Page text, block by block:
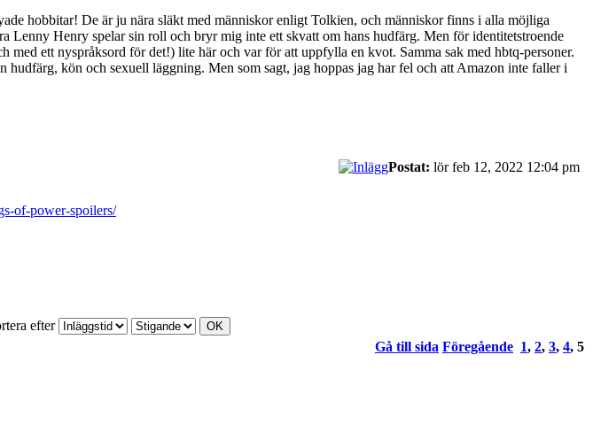
hobbitar! De är ju nära släkt med människor enligt Tolkien, och människor finns i alla möjliga
Lenny Henry spelar sin roll och bryr mig inte ett skvatt om hans hudfärg. Men för identitetstroende
ett nyspråksord för det!) lite här och var för att uppfylla en kvot. Samma sak med hbtq-personer.
kön och sexuell läggning. Men som sagt, jag hoppas jag har fel och att Amazon inte faller i
Postat: lör feb 12, 2022 12:04 pm
of-power-spoilers/
efter
Gå till sida Föregående 1, 2, 3, 4, 5